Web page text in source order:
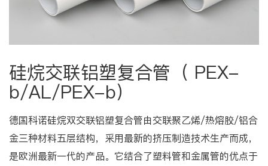
硅烷交联铝塑复合管（ PEX-
b/AL/PEX-b）
德国科诺硅烷双交联铝塑复合管由交联聚乙烯/热熔胶/铝合
金三种材料五层结构，采用最新的挤压制造技术生产而成，
是欧洲最新一代的产品。它结合了塑料管和金属管的优点于